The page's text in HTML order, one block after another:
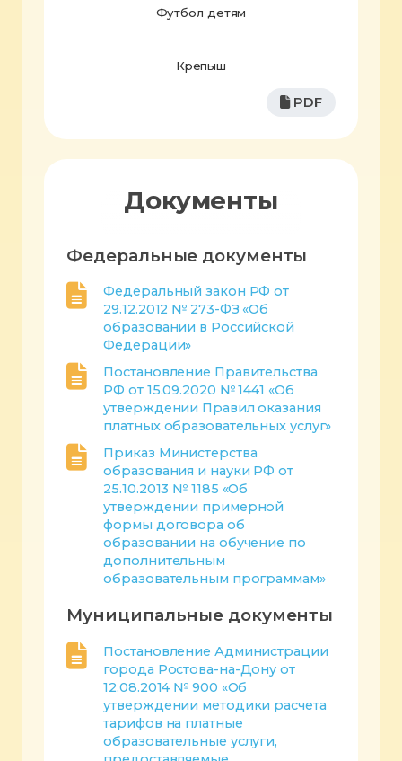
Футбол детям
Крепыш
PDF
Документы
Федеральные документы
Федеральный закон РФ от
29.12.2012 № 273-ФЗ «Об
образовании в Российской
Федерации»
Постановление Правительства
РФ от 15.09.2020 № 1441 «Об
утверждении Правил оказания
платных образовательных услуг»
Приказ Министерства
образования и науки РФ от
25.10.2013 № 1185 «Об
утверждении примерной
формы договора об
образовании на обучение по
дополнительным
образовательным программам»
Муниципальные документы
Постановление Администрации
города Ростова-на-Дону от
12.08.2014 № 900 «Об
утверждении методики расчета
тарифов на платные
образовательные услуги,